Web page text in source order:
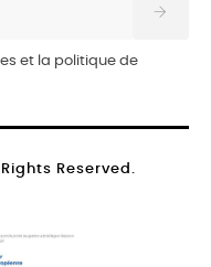
et la politique de
Reserved.